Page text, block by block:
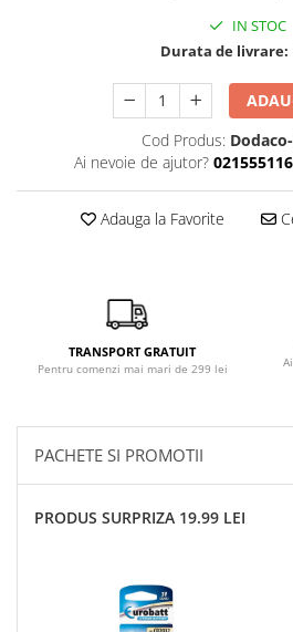
IN STOC
Durata de livrare:
Cod Produs:
Ai nevoie de ajutor?
Adauga la Favorite
TRANSPORT GRATUIT
Pentru comenzi mai mari de 299 lei
PACHETE SI PROMOTII
PRODUS SURPRIZA 19.99 LEI